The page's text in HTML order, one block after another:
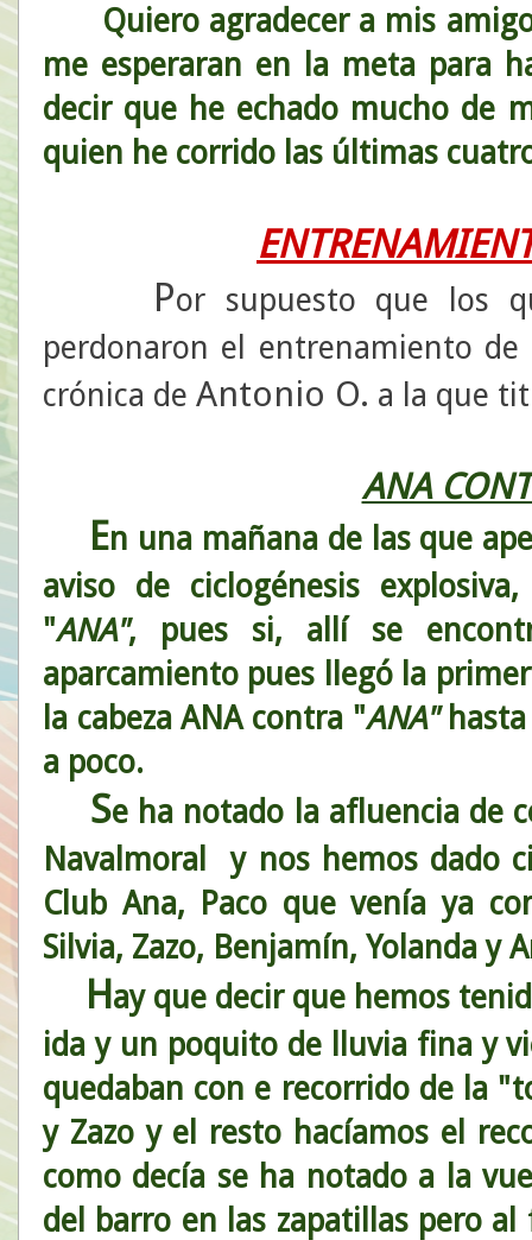
Quiero agradecer a mis
me esperaran en la meta para
decir que he echado mucho de
quien he corrido las últimas
Por supuesto que los
perdonaron el entrenamiento
crónica de Antonio O. a la que
ANA
En una mañana de las que
aviso de ciclogénesis
"ANA", pues si, allí se
aparcamiento pues llegó la
la cabeza ANA contra "ANA"hasta
a poco.
Se ha notado la afluencia de
Navalmoral y nos hemos dado
Club Ana, Paco que venía ya
Silvia, Zazo, Benjamín, Yolanda y
H ay que decir que hemos
ida y un poquito de lluvia fina y
quedaban con e recorrido de la
y Zazo y el resto hacíamos el
como decía se ha notado a la
del barro en las zapatillas pero